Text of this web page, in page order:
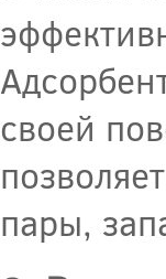
своей
пары,